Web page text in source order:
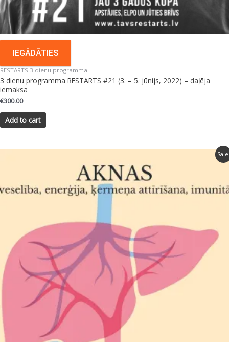
IEGĀDĀTIES
RESTARTS 3 dienu programma
3 dienu programma RESTARTS #21 (3. – 5. jūnijs, 2022) – daļēja
iemaksa
€300.00
Add to cart